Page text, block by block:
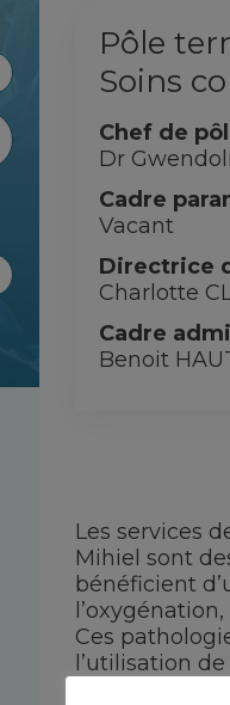
Pôle
Soins
Chef de
Dr
Cadre
Vacant
Directrice
Charlotte
Cadre
Benoit
Les services
Mihiel sont
bénéficient
Ces
l’utilisation
sur 24 d’un